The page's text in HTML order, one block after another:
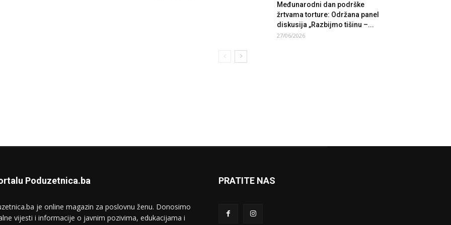
Međunarodni dan podrške
žrtvama torture: Održana panel
diskusija „Razbijmo tišinu –...
27/06/2026
Poduzetnica.ba
je online magazin za poslovnu ženu. Donosimo
vijesti i informacije o javnim pozivima, edukacijama i
PRATITE NAS